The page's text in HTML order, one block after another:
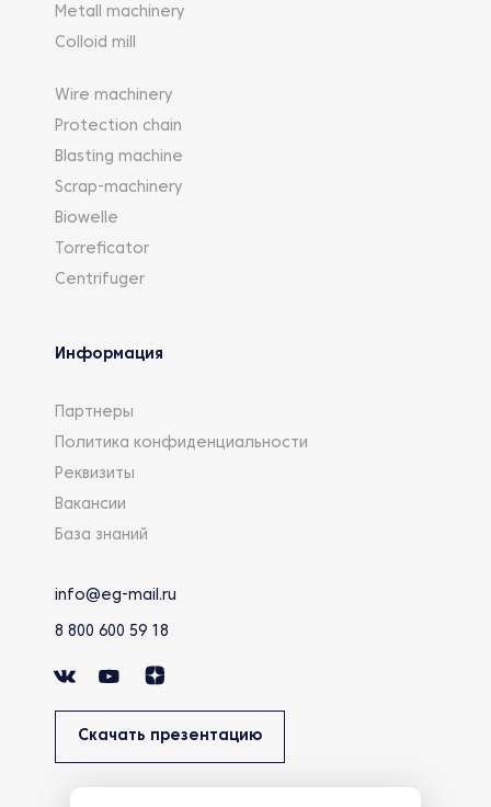
Metall machinery
Colloid mill
Wire machinery
Protection chain
Blasting machine
Scrap-machinery
Biowelle
Torreficator
Centrifuger
Информация
Партнеры
Политика конфиденциальности
Реквизиты
Вакансии
База знаний
info@eg-mail.ru
8 800 600 59 18
Скачать презентацию